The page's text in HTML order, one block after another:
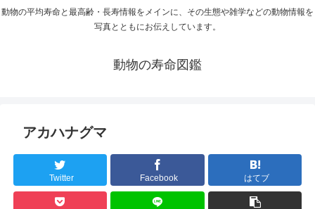
動物の平均寿命と最高齢・長寿情報をメインに、その生態や雑学などの動物情報を
写真とともにお伝えしています。
動物の寿命図鑑
アカハナグマ
Twitter Facebook はてブ